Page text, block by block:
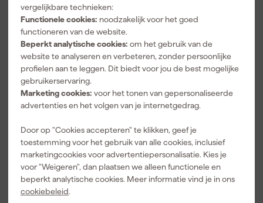
vergelijkbare technieken:
Functionele cookies: noodzakelijk voor het goed
functioneren van de website.
Beperkt analytische cookies: om het gebruik van de
website te analyseren en verbeteren, zonder persoonlijke
profielen aan te leggen. Dit biedt voor jou de best mogelijke
gebruikerservaring.
Marketing cookies: voor het tonen van gepersonaliseerde
advertenties en het volgen van je internetgedrag.
Door op "Cookies accepteren" te klikken, geef je
toestemming voor het gebruik van alle cookies, inclusief
marketingcookies voor advertentiepersonalisatie. Kies je
voor "Weigeren", dan plaatsen we alleen functionele en
beperkt analytische cookies. Meer informatie vind je in ons
cookiebeleid.
hoger niveau met slimme, stevige oplossingen die elke werkplaats,
garage of hobbykamer veranderen in het toonbeeld van
efficiëntie. Geboren in het land van precisie en betrouwbaarheid -
ja, we hebben het over Duitsland - staat Erro voor kwaliteit waar je
u tegen zegt (maar zeg maar gewoon je, dat is meer ons ding). Of
je nu schroeven, gereedschap of je verzameling zeldzame
postzegels wilt opbergen, Erro heeft de perfecte
opbergoplossing. Duik in de wereld van Erro en ontdek hoe
opbergen allesbehalve saai kan zijn.
Erro: waar duurzaamheid de plank nooit
misslaat
Erro snapt als geen ander dat duurzaamheid key is. Hun
opbergsystemen zijn niet alleen een lust voor het oog, maar ook
gebouwd om de tand des tijds te doorstaan. We hebben het hier